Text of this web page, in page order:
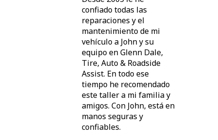
confiado todas las
reparaciones y el
mantenimiento de mi
vehículo a John y su
equipo en Glenn Dale,
Tire, Auto & Roadside
Assist. En todo ese
tiempo he recomendado
este taller a mi familia y
amigos. Con John, está en
manos seguras y
confiables.